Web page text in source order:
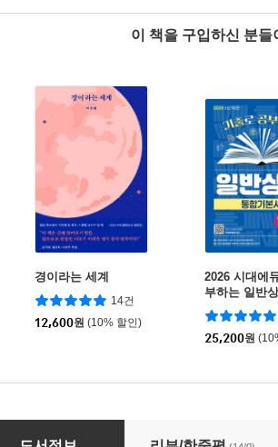
이 책을 구입하신 분
경이라는 세계
14건
12,600원 (10% 할인)
2026 시대에
부하는 일반
서
25,200원
시대에듀 청소년지도사 2·3급 한권으로